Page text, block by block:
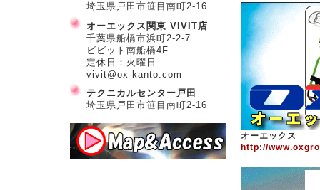
オーエックス
http://
埼玉県戸田市笹目南町2-16
オーエックス関東 VIVIT店
千葉県船橋市浜町2-2-7
ビビット南船橋4F
定休日：火曜日
vivit@ox-kanto.com
テクニカルセンター戸田
埼玉県戸田市笹目南町2-16